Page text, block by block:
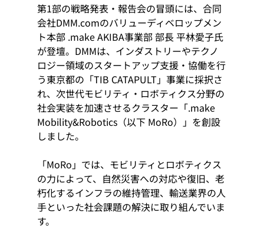
第1部の戦略発表・報告会の冒頭には、合同
会社DMM.comのバリューディベロップメン
ト本部 .make AKIBA事業部 部長 平林愛子氏
が登壇。DMMは、インダストリーやテクノ
ロジー領域のスタートアップ支援・協働を行
う東京都の「TIB CATAPULT」事業に採択さ
れ、次世代モビリティ・ロボティクス分野の
社会実装を加速させるクラスター「.make
Mobility&Robotics（以下 MoRo）」を創設
しました。
「MoRo」では、モビリティとロボティクス
の力によって、自然災害への対応や復旧、老
朽化するインフラの維持管理、輸送業界の人
手といった社会課題の解決に取り組んでいま
す。